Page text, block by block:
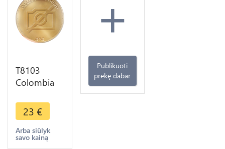
T8103
Colombia
Centavos
1932 M
Argent
Silver -> M
23 €
Arba siūlyk
savo kainą
+
Publikuoti
prekę dabar